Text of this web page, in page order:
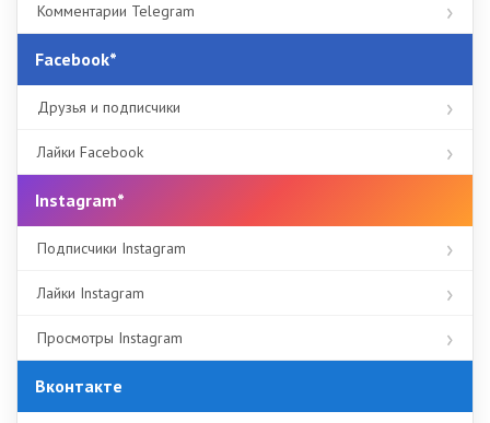
Комментарии Telegram
Facebook*
Друзья и подписчики
Лайки Facebook
Instagram*
Подписчики Instagram
Лайки Instagram
Просмотры Instagram
Вконтакте